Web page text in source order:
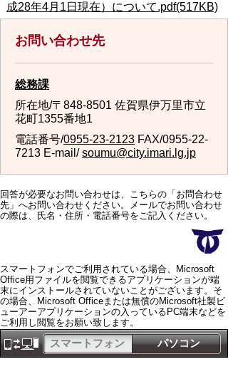
成28年4月1日現在）について.pdf(517KB)
お問い合わせ先
総務課
所在地/〒848-8501 佐賀県伊万里市立
花町1355番地1
電話番号/0955-23-2123 FAX/0955-22-
7213 E-mail/soumu@city.imari.lg.jp
回答が必要なお問い合わせは、こちらの「お問合わせ
先」へお問い合わせください。メールでお問い合わせ
の際は、氏名・住所・電話番号をご記入ください。
スマートフォンでご利用されている場合、Microsoft
Office用ファイルを閲覧できるアプリケーションが端
末にインストールされていないことがございます。そ
の場合、Microsoft Officeまたは無償のMicrosoft社製ビ
ューアーアプリケーションの入っているPC端末などを
ご利用し閲覧をお願い致します。
パソコン
スマートフォン